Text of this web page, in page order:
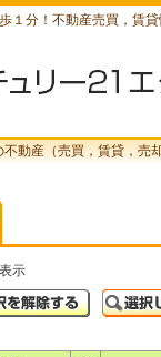
分！不動産売買，賃
動産（売買，賃貸，
示